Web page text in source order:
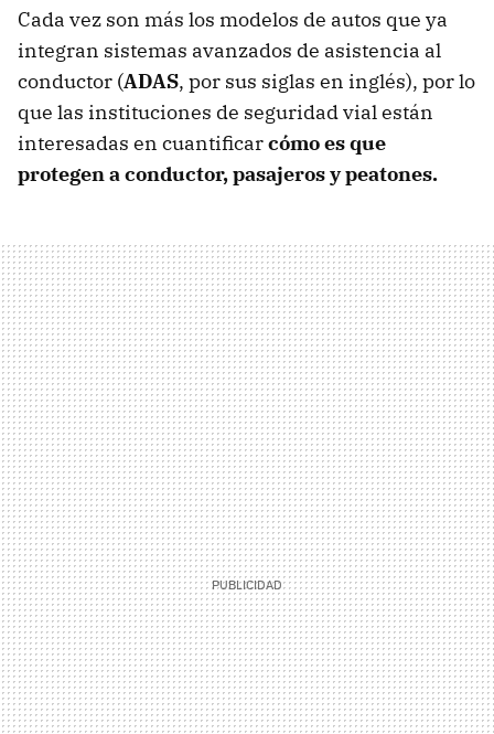
Cada vez son más los modelos de autos que ya
integran sistemas avanzados de asistencia al
conductor (ADAS, por sus siglas en inglés), por lo
que las instituciones de seguridad vial están
interesadas en cuantificarcómo es que
protegen a conductor, pasajeros y peatones.